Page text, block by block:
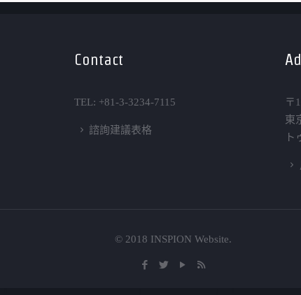
Contact
TEL: +81-3-3234-7115
諮詢建議表格
〒
東
ト
© 2018 INSPION Website.